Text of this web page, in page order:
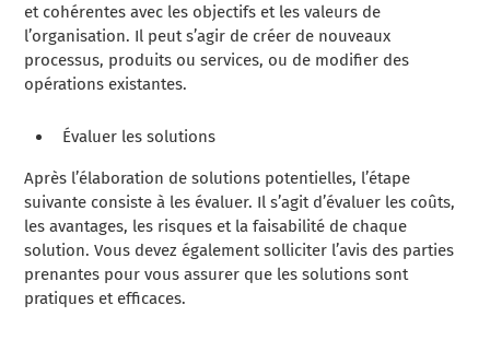
et cohérentes avec les objectifs et les valeurs de
l’organisation. Il peut s’agir de créer de nouveaux
processus, produits ou services, ou de modifier des
opérations existantes.
Évaluer les solutions
Après l’élaboration de solutions potentielles, l’étape
suivante consiste à les évaluer. Il s’agit d’évaluer les coûts,
les avantages, les risques et la faisabilité de chaque
solution. Vous devez également solliciter l’avis des parties
prenantes pour vous assurer que les solutions sont
pratiques et efficaces.